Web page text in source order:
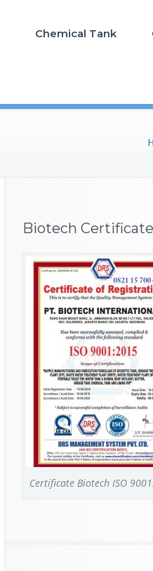
Chemical Tank
Biotech Certificate
Certificate Biotech ISO